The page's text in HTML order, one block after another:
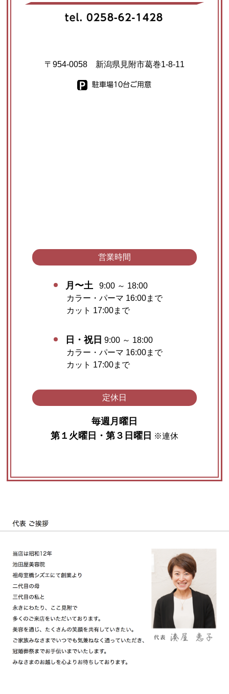
〒954-0058 新潟県見附市葛巻1-8-11
営業時間
月〜土 9:00 ～ 18:00
カラー・パーマ 16:00まで
カット 17:00まで
日・祝日 9:00 ～ 18:00
カラー・パーマ 16:00まで
カット 17:00まで
定休日
毎週月曜日
第１火曜日・第３日曜日 ※連休